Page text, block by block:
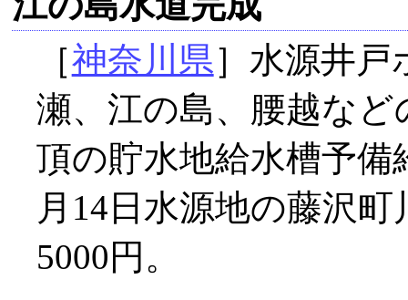
［神奈川県］水源井
瀬、江の島、腰越な
頂の貯水地給水槽予備
月14日水源地の藤沢
5000円。